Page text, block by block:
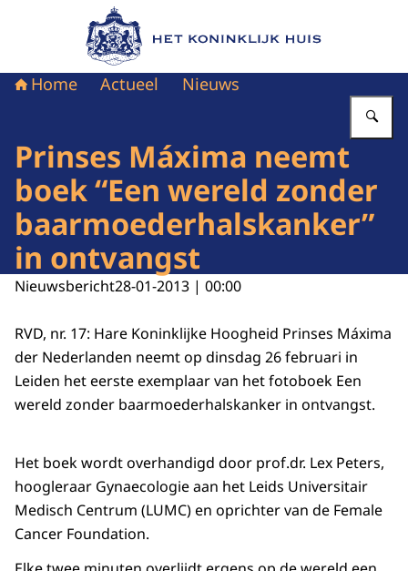
Naar de homepage van Het Koninklijk Huis
Home Actueel Nieuws
Prinses Máxima neemt
boek “Een wereld zonder
baarmoederhalskanker”
in ontvangst
Nieuwsbericht28-01-2013 | 00:00
RVD, nr. 17: Hare Koninklijke Hoogheid Prinses Máxima
der Nederlanden neemt op dinsdag 26 februari in
Leiden het eerste exemplaar van het fotoboek Een
wereld zonder baarmoederhalskanker in ontvangst.
Het boek wordt overhandigd door prof.dr. Lex Peters,
hoogleraar Gynaecologie aan het Leids Universitair
Medisch Centrum (LUMC) en oprichter van de Female
Cancer Foundation.